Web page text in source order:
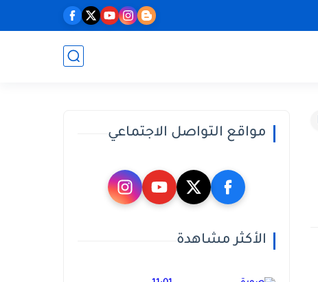
مواقع التواصل الاجتماعي
الأكثر مشاهدة